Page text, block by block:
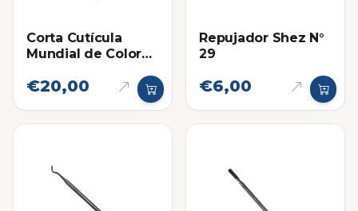
Corta Cutícula
Mundial de Colores
€20,00
Repujador Shez N°
29
€6,00